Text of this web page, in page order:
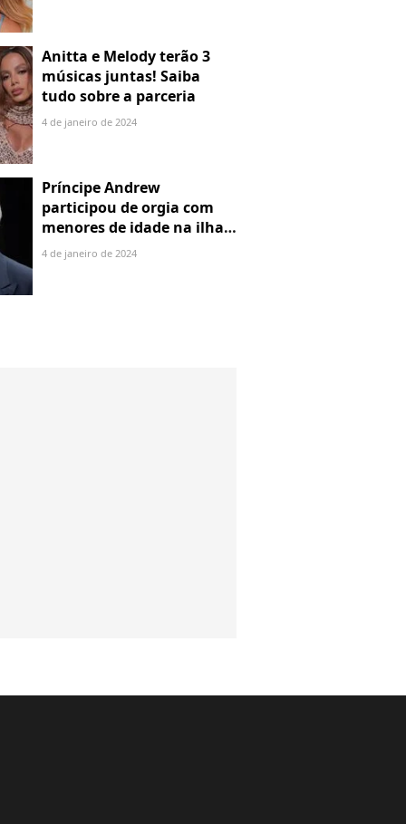
Anitta e Melody terão 3
músicas juntas! Saiba
tudo sobre a parceria
4 de janeiro de 2024
Príncipe Andrew
participou de orgia com
menores de idade na ilha
de Jeffrey Epstein, chefe de
4 de janeiro de 2024